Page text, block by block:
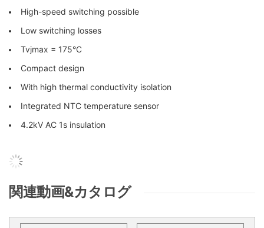
High-speed switching possible
Low switching losses
Tvjmax = 175°C
Compact design
With high thermal conductivity isolation
Integrated NTC temperature sensor
4.2kV AC 1s insulation
関連動画&カタログ